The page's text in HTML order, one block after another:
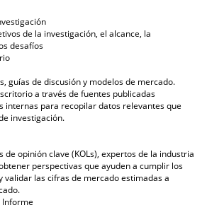
de la investigación, el alcance, la
desafíos
guías de discusión y modelos de mercado.
a través de fuentes publicadas
internas para recopilar datos relevantes que
investigación.
de opinión clave (KOLs), expertos de la industria
perspectivas que ayuden a cumplir los
validar las cifras de mercado estimadas a